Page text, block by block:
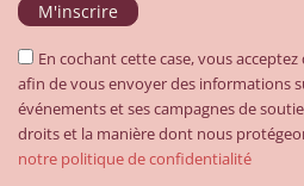
En cochant cette case, vous
afin de vous envoyer des informations
événements et ses campagnes de
droits et la manière dont nous
notre politique de confidentialité